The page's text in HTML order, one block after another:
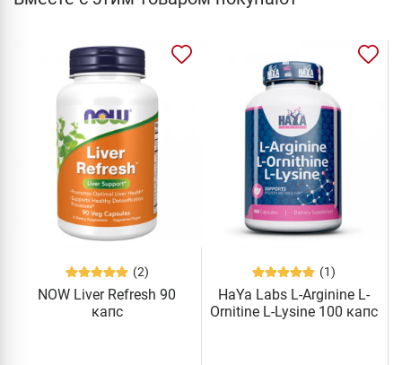
(2)
NOW Liver Refresh 90
капс
(1)
HaYa Labs L-Arginine L-
Ornitine L-Lysine 100 капс